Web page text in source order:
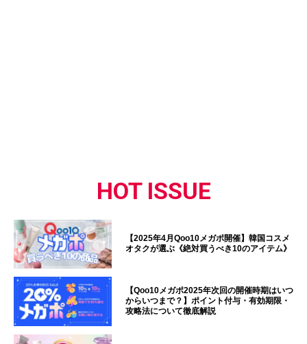
HOT ISSUE
【2025年4月Qoo10メガポ開催】韓国コスメ
オタクが選ぶ《絶対買うべき10のアイテム》
【Qoo10メガポ2025年次回の開催時期はいつ
からいつまで？】ポイント付与・有効期限・
攻略法について徹底解説